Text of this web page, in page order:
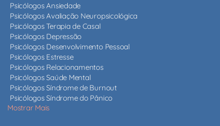
Psicólogos Ansiedade
Psicólogos Avaliação Neuropsicológica
Psicólogos Terapia de Casal
Psicólogos Depressão
Psicólogos Desenvolvimento Pessoal
Psicólogos Estresse
Psicólogos Relacionamentos
Psicólogos Saúde Mental
Psicólogos Síndrome de Burnout
Psicólogos Síndrome do Pânico
Mostrar Mais